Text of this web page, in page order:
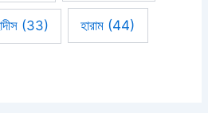
(33) হারাম (44)